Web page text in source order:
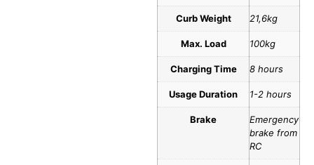
Curb Weight 21,6kg
Max. Load 100kg
Charging Time 8 hours
Usage Duration 1-2 hours
Brake
Emergency
brake from
RC